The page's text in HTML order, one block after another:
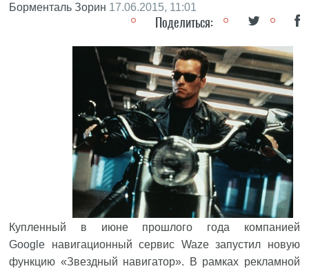
Борменталь Зорин 17.06.2015, 11:01
Поделиться:
Купленный в июне прошлого года компанией
Google навигационный сервис Waze запустил новую
функцию «Звездный навигатор». В рамках рекламной